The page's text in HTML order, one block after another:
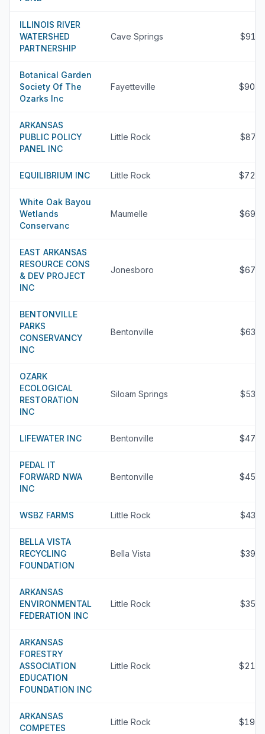
ILLINOIS RIVER
WATERSHED
PARTNERSHIP
Cave Springs $913k
Botanical Garden
Society Of The
Ozarks Inc
Fayetteville $902k
ARKANSAS
PUBLIC POLICY
PANEL INC
Little Rock $873k
EQUILIBRIUM INC Little Rock $728k
White Oak Bayou
Wetlands
Conservanc
Maumelle $695k
EAST ARKANSAS
RESOURCE CONS
& DEV PROJECT
INC
Jonesboro $678k
BENTONVILLE
PARKS
CONSERVANCY
INC
Bentonville $637k
OZARK
ECOLOGICAL
RESTORATION
INC
Siloam Springs $537k
LIFEWATER INC Bentonville $475k
PEDAL IT
FORWARD NWA
INC
Bentonville $450k
WSBZ FARMS Little Rock $430k
BELLA VISTA
RECYCLING
FOUNDATION
Bella Vista $399k
ARKANSAS
ENVIRONMENTAL
FEDERATION INC
Little Rock $356k
ARKANSAS
FORESTRY
ASSOCIATION
EDUCATION
FOUNDATION INC
Little Rock $218k
ARKANSAS
COMPETES
Little Rock $192k